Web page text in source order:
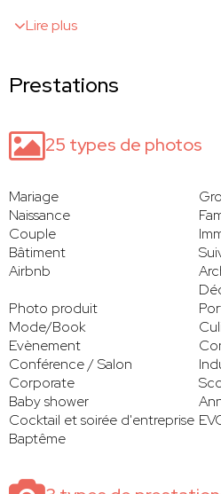
Lire plus
Prestations
25 types de photos
Mariage
Naissance
Couple
Bâtiment
Airbnb
Photo produit
Mode/Book
Evènement
Conférence / Salon
Corporate
Baby shower
Cocktail et soirée d'entreprise
Baptême